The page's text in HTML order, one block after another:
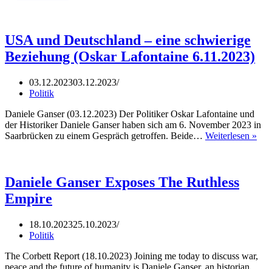
Mediennavigator
USA und Deutschland – eine schwierige
Beziehung (Oskar Lafontaine 6.11.2023)
03.12.202303.12.2023
Politik
Daniele Ganser (03.12.2023) Der Politiker Oskar Lafontaine und
der Historiker Daniele Ganser haben sich am 6. November 2023 in
Saarbrücken zu einem Gespräch getroffen. Beide… Weiterlesen »
Daniele Ganser Exposes The Ruthless
Empire
18.10.202325.10.2023
Politik
The Corbett Report (18.10.2023) Joining me today to discuss war,
peace and the future of humanity is Daniele Ganser, an historian,